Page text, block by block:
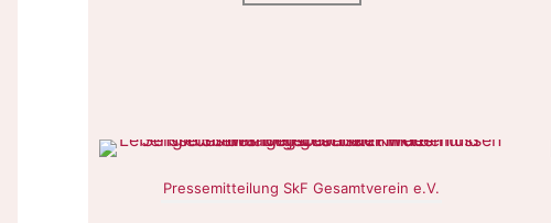
Pressemitteilung SkF Gesamtverein e.V.